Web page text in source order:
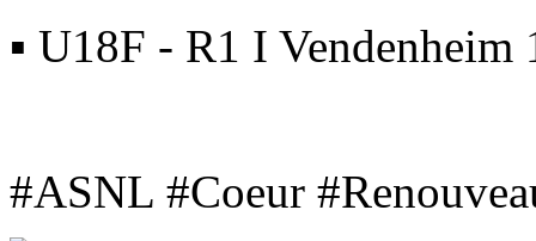
▪ U18F - R1 I Vendenheim
#ASNL #Coeur